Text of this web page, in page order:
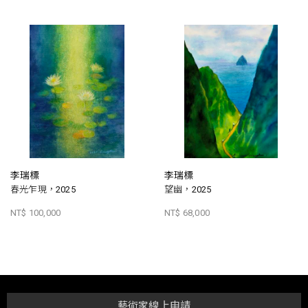
李瑞標
春光乍現，2025
NT$ 100,000
李瑞標
望幽，2025
NT$ 68,000